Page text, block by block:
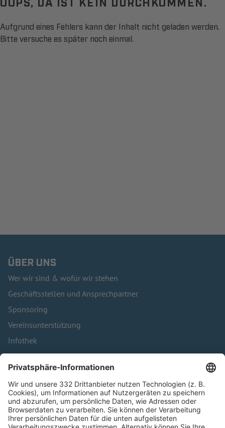
Aufgrund eines Fehlers kann der Inhalt nicht geladen werden.
Bitte versuche es später noch einmal.
ÜBER UNS
Wer wir sind & wofür wir stehen
Geschäftsstellen und Ansprechpartner
Sponsoring
Vereinsunterstützung
Infothek
Kontakt
HÄUFIG BESUCHTE SEITEN
Pässe und Vereinswechsel
Trainerausbildung